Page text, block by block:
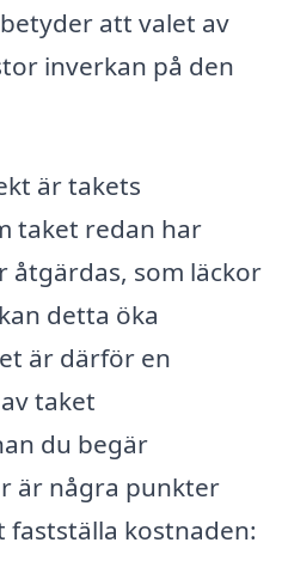
att valet av
inverkan på den
är takets
taket redan har
åtgärdas, som läckor
detta öka
är därför en
taket
du begär
är några punkter
kostnaden: